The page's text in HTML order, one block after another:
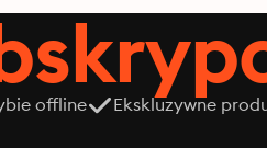
offline
Ekskluzywne